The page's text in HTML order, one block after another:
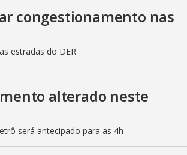
congestionamento nas
estradas do DER
alterado neste
será antecipado para as 4h